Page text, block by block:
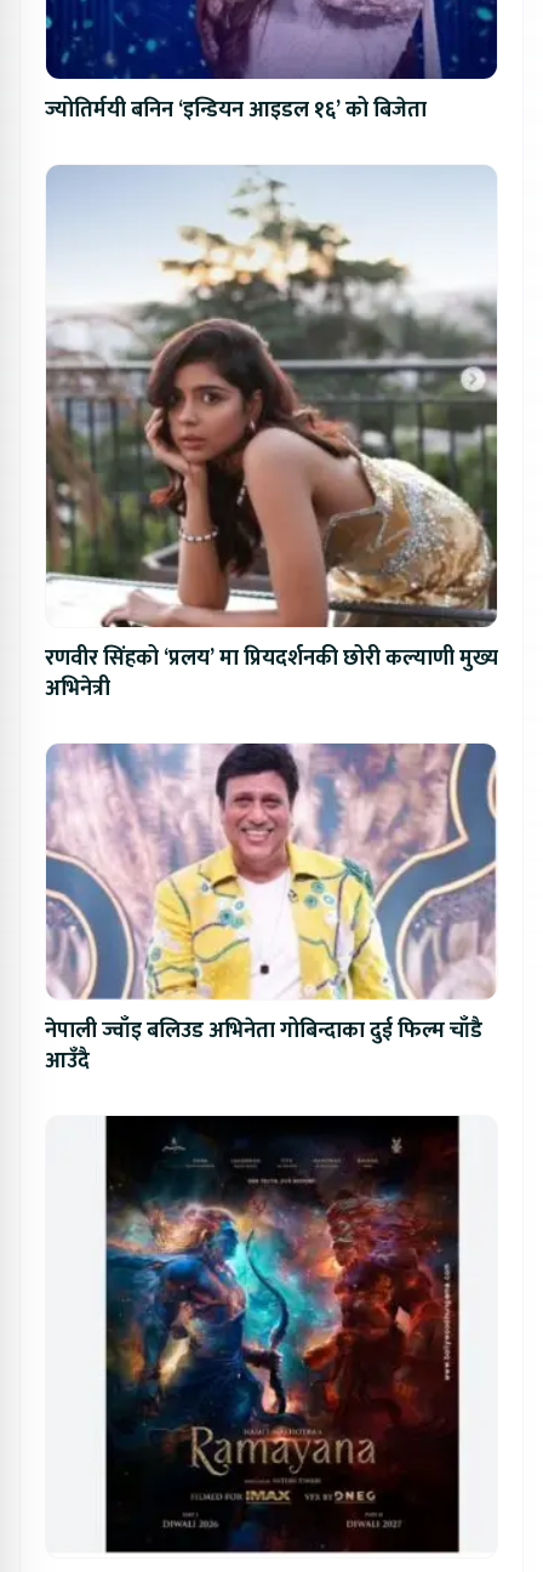
ज्योतिर्मयी बनिन ‘इन्डियन आइडल १६’ को बिजेता
रणवीर सिंहको ‘प्रलय’ मा प्रियदर्शनकी छोरी कल्याणी मुख्य
अभिनेत्री
नेपाली ज्वाँइ बलिउड अभिनेता गोबिन्दाका दुई फिल्म चाँडै
आउँदै